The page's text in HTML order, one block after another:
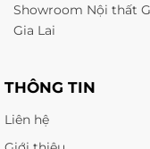
Showroom Nội thất
Gia Lai
THÔNG TIN
Liên hệ